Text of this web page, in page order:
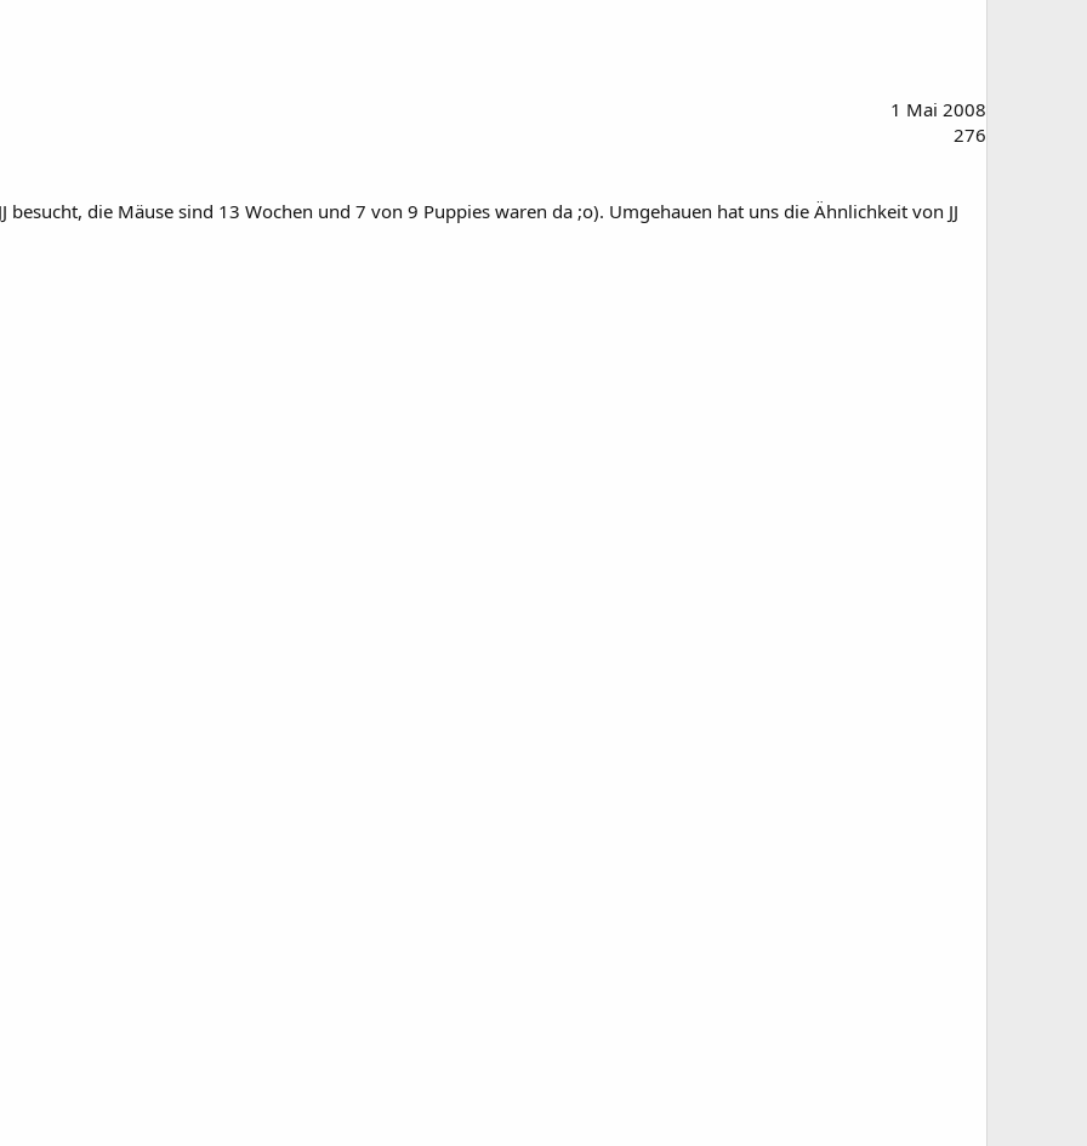
1 Mai 2008
276
besucht, die Mäuse sind 13 Wochen und 7 von 9 Puppies waren da ;o). Umgehauen hat uns die Ähnlichkeit von JJ